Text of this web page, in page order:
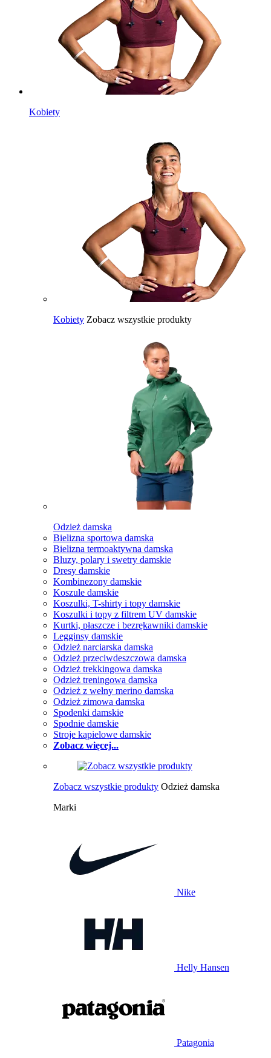
Kobiety
Kobiety Zobacz wszystkie produkty
Odzież damska
Bielizna sportowa damska
Bielizna termoaktywna damska
Bluzy, polary i swetry damskie
Dresy damskie
Kombinezony damskie
Koszule damskie
Koszulki, T-shirty i topy damskie
Koszulki i topy z filtrem UV damskie
Kurtki, płaszcze i bezrękawniki damskie
Legginsy damskie
Odzież narciarska damska
Odzież przeciwdeszczowa damska
Odzież trekkingowa damska
Odzież treningowa damska
Odzież z wełny merino damska
Odzież zimowa damska
Spodenki damskie
Spodnie damskie
Stroje kąpielowe damskie
Zobacz więcej...
Zobacz wszystkie produkty Odzież damska
Marki
Nike
Helly Hansen
Patagonia